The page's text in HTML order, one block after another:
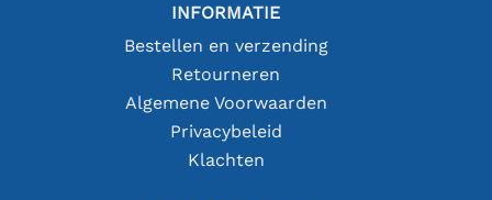
INFORMATIE
Bestellen en verzending
Retourneren
Algemene Voorwaarden
Privacybeleid
Klachten